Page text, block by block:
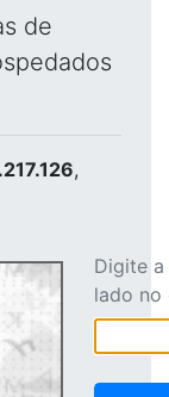
de
,
Digite
lado no